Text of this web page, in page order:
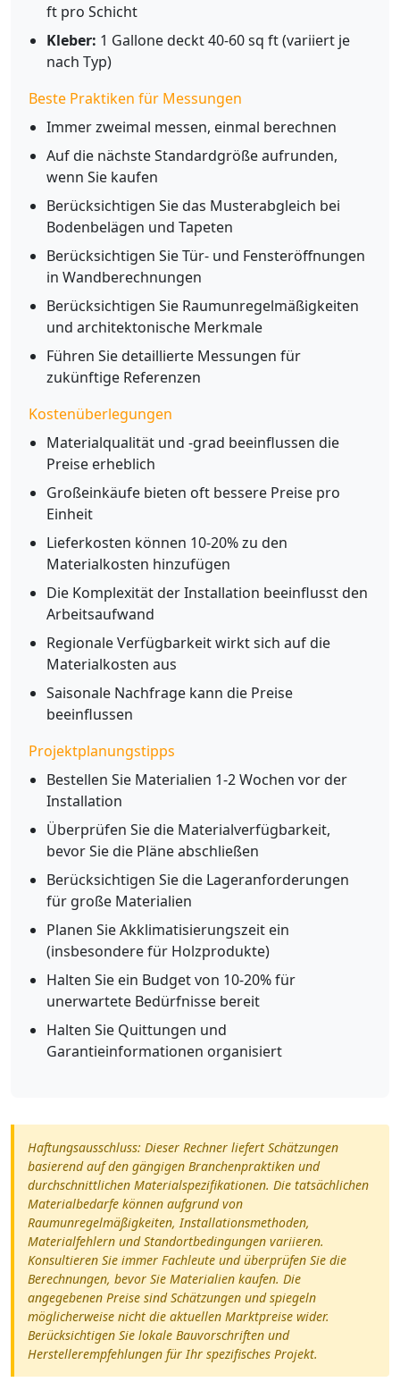
ft pro Schicht
Kleber: 1 Gallone deckt 40-60 sq ft (variiert je
nach Typ)
Beste Praktiken für Messungen
Immer zweimal messen, einmal berechnen
Auf die nächste Standardgröße aufrunden,
wenn Sie kaufen
Berücksichtigen Sie das Musterabgleich bei
Bodenbelägen und Tapeten
Berücksichtigen Sie Tür- und Fensteröffnungen
in Wandberechnungen
Berücksichtigen Sie Raumunregelmäßigkeiten
und architektonische Merkmale
Führen Sie detaillierte Messungen für
zukünftige Referenzen
Kostenüberlegungen
Materialqualität und -grad beeinflussen die
Preise erheblich
Großeinkäufe bieten oft bessere Preise pro
Einheit
Lieferkosten können 10-20% zu den
Materialkosten hinzufügen
Die Komplexität der Installation beeinflusst den
Arbeitsaufwand
Regionale Verfügbarkeit wirkt sich auf die
Materialkosten aus
Saisonale Nachfrage kann die Preise
beeinflussen
Projektplanungstipps
Bestellen Sie Materialien 1-2 Wochen vor der
Installation
Überprüfen Sie die Materialverfügbarkeit,
bevor Sie die Pläne abschließen
Berücksichtigen Sie die Lageranforderungen
für große Materialien
Planen Sie Akklimatisierungszeit ein
(insbesondere für Holzprodukte)
Halten Sie ein Budget von 10-20% für
unerwartete Bedürfnisse bereit
Halten Sie Quittungen und
Garantieinformationen organisiert
Haftungsausschluss: Dieser Rechner liefert Schätzungen
basierend auf den gängigen Branchenpraktiken und
durchschnittlichen Materialspezifikationen. Die tatsächlichen
Materialbedarfe können aufgrund von
Raumunregelmäßigkeiten, Installationsmethoden,
Materialfehlern und Standortbedingungen variieren.
Konsultieren Sie immer Fachleute und überprüfen Sie die
Berechnungen, bevor Sie Materialien kaufen. Die
angegebenen Preise sind Schätzungen und spiegeln
möglicherweise nicht die aktuellen Marktpreise wider.
Berücksichtigen Sie lokale Bauvorschriften und
Herstellerempfehlungen für Ihr spezifisches Projekt.